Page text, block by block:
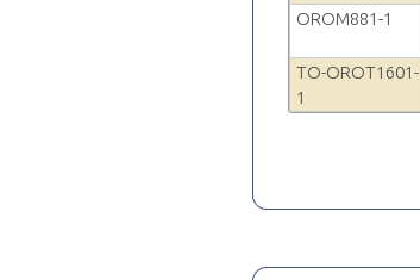
OROM881-1
TO-OROT1601-
1